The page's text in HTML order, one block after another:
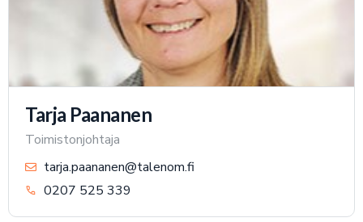
Tarja Paananen
Toimistonjohtaja
tarja.paananen@talenom.fi
0207 525 339